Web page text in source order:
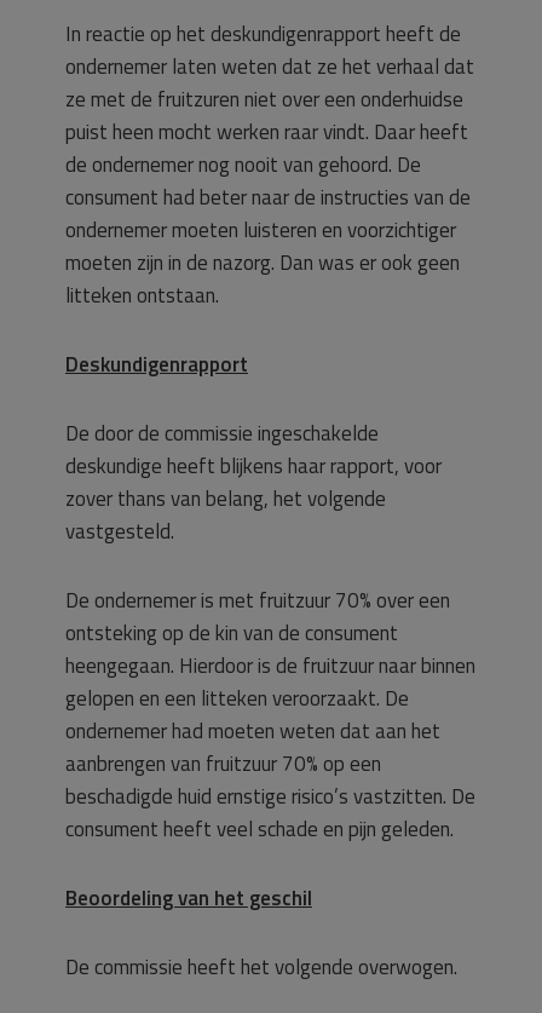
In reactie op het deskundigenrapport heeft de
ondernemer laten weten dat ze het verhaal dat
ze met de fruitzuren niet over een onderhuidse
puist heen mocht werken raar vindt. Daar heeft
de ondernemer nog nooit van gehoord. De
consument had beter naar de instructies van de
ondernemer moeten luisteren en voorzichtiger
moeten zijn in de nazorg. Dan was er ook geen
litteken ontstaan.
Deskundigenrapport
De door de commissie ingeschakelde
deskundige heeft blijkens haar rapport, voor
zover thans van belang, het volgende
vastgesteld.
De ondernemer is met fruitzuur 70% over een
ontsteking op de kin van de consument
heengegaan. Hierdoor is de fruitzuur naar binnen
gelopen en een litteken veroorzaakt. De
ondernemer had moeten weten dat aan het
aanbrengen van fruitzuur 70% op een
beschadigde huid ernstige risico’s vastzitten. De
consument heeft veel schade en pijn geleden.
Beoordeling van het geschil
De commissie heeft het volgende overwogen.